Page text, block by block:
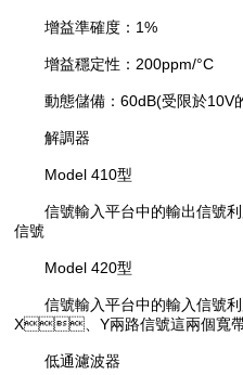
增益準確度：1%
增益穩定性：200ppm/°C
動態儲備：60dB(受限於10V
解調器
Model 410型
信號輸入平台中的輸出信號利
信號
Model 420型
信號輸入平台中的輸入信號利
X、Y兩路信號這兩個寬帶
低通濾波器